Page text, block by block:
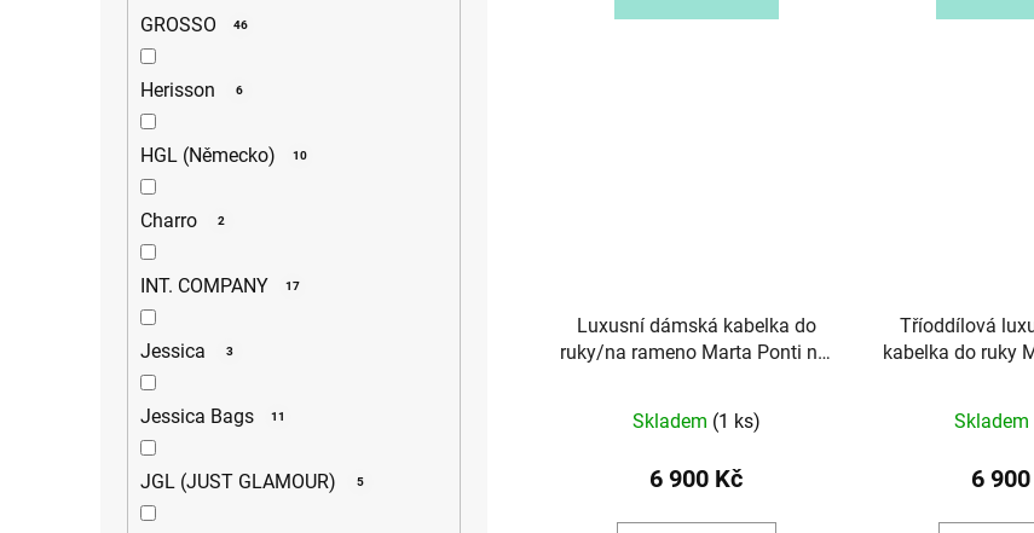
GROSSO 46
Herisson 6
HGL (Německo) 10
Charro 2
INT. COMPANY 17
Jessica 3
Jessica Bags 11
JGL (JUST GLAMOUR) 5
Luxusní dámská kabelka do
ruky/na rameno Marta Ponti no.
Skladem (1 ks)
6 900 Kč
Tříoddílová
kabelka do ruky
Skladem
6